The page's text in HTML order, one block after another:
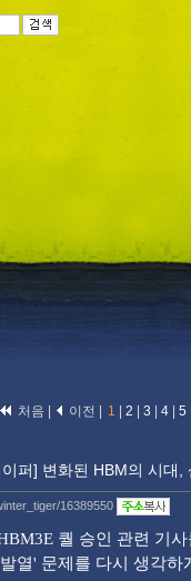
처음 | 이전 | 1 2 3 4 5
이퍼] 변화된 HBM의 시대,
16389550
퀄 승인 관련 기
열' 문제를 다시 생각하